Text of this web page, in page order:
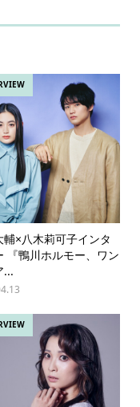
輔×八木莉可子インタ
『鴨川ホルモー、ワン
...